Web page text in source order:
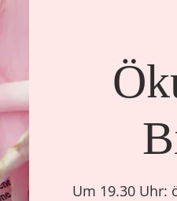
Um 19.30 Uhr: